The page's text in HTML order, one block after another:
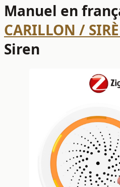
Manuel en
CARILLON /
Siren